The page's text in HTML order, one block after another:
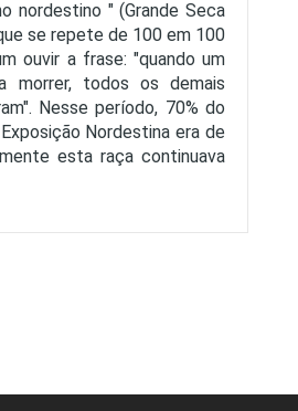
nordestino " (Grande Seca
se repete de 100 em 100
ouvir a frase: "quando um
morrer, todos os demais
Nesse período, 70% do
Nordestina era de
esta raça continuava